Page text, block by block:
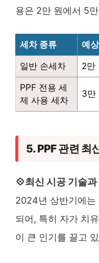
용은 2만 원에서 5
세차 종류 예
일반 손세차 2만
PPF 전용 세
제 사용 세차
3만
5. PPF 관련 최
💠최신 시공 기술
2024년 상반기에는
되어, 특히 자가 치
이 큰 인기를 끌고